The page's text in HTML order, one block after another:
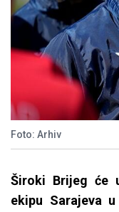
Foto: Arhiv
Široki Brijeg će
ekipu Sarajeva